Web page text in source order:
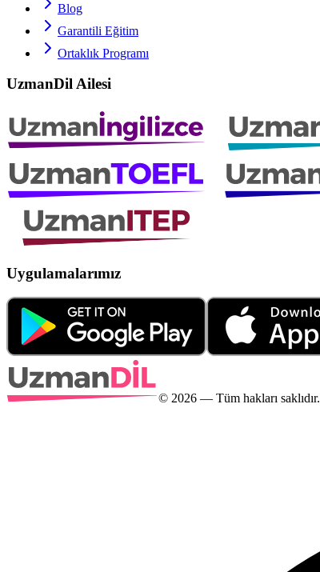
Blog
Garantili Eğitim
Ortaklık Programı
UzmanDil Ailesi
Uygulamalarımız
© 2026 — Tüm hakları saklıdır.